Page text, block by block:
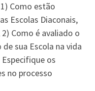
Como estão
Escolas Diaconais,
Como é avaliado o
sua Escola na vida
os
no processo